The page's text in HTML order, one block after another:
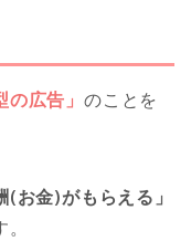
の広告」のことを
(お金)がもらえる」